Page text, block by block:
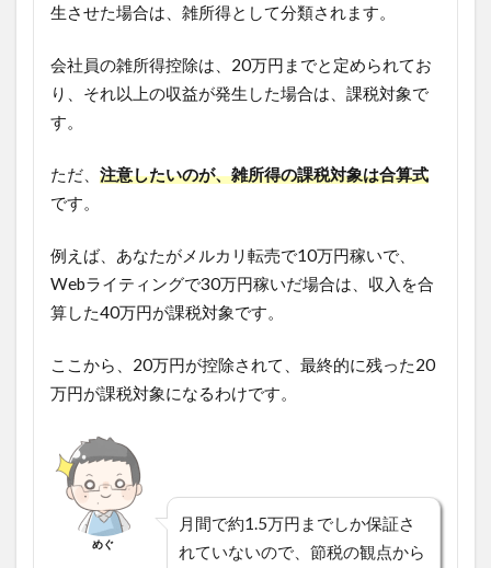
生させた場合は、雑所得として分類されます。
会社員の雑所得控除は、20万円までと定められてお
り、それ以上の収益が発生した場合は、課税対象で
す。
ただ、 注意したいのが、雑所得の課税対象は合算式
です。
例えば、あなたがメルカリ転売で10万円稼いで、
Webライティングで30万円稼いだ場合は、収入を合
算した40万円が課税対象です。
ここから、20万円が控除されて、最終的に残った20
万円が課税対象になるわけです。
めぐ
月間で約1.5万円までしか保証さ
れていないので、節税の観点から